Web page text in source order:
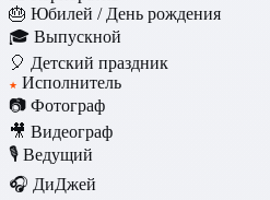
🎂 Юбилей / День рождения
🎓 Выпускной
🎈 Детский праздник
★ Исполнитель
📷 Фотограф
🎥 Видеограф
🎙️ Ведущий
🎧 ДиДжей